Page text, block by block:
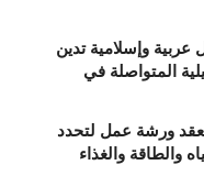
عربية وإسلامية تدين
المتواصلة في
يعقد ورشة عمل لتحدد
والطاقة والغذاء